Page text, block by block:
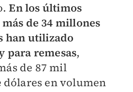
En los últimos
de 34 millones
han utilizado
para remesas,
de 87 mil
en volumen